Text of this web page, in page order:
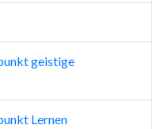
geistige
Lernen